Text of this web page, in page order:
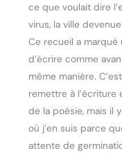
ce que voulait dire
virus, la ville
Ce recueil a marqué
d’écrire comme
même manière.
remettre à l’écriture
de la poésie, mais il
où j’en suis parce
attente de